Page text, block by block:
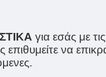
για εσάς με
επιθυμείτε να